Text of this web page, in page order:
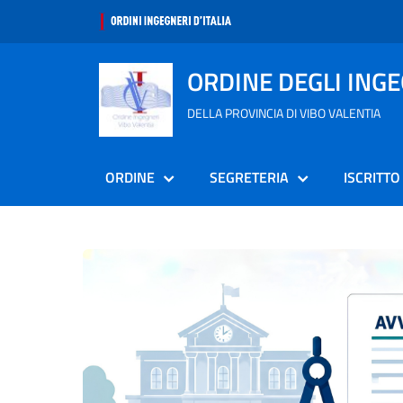
ORDINE DEGLI
DELLA PROVINCIA DI VIBO VALENTIA
ORDINE SEGRETERIA ISCRITTO